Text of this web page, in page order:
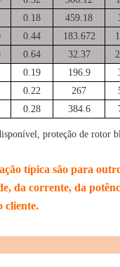
0.18 459.18
0.44 183.672
0.64 32.37
0.19 196.9
0.22 267
0.28 384.6
proteção de rotor
típica são para
da corrente, da
cliente.